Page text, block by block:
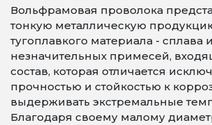
Вольфрамовая проволока
тонкую металлическую
тугоплавкого материала - сплава
незначительных примесей,
состав, которая отличается
прочностью и стойкостью к
выдерживать экстремальные
Благодаря своему малому